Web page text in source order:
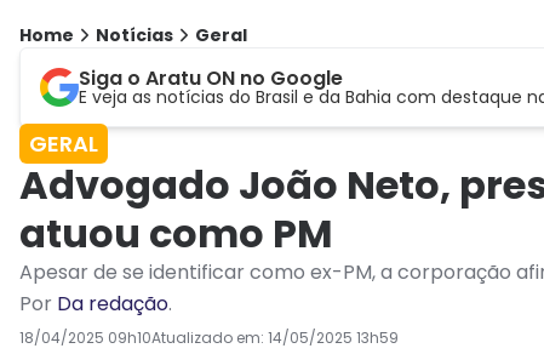
Home Notícias Geral
Siga o Aratu ON no Google
E veja as notícias do Brasil e da Bahia com destaque
GERAL
Advogado João Neto,
atuou como PM
Apesar de se identificar como ex-PM, a corporação
Por Da redação.
18/04/2025 09h10Atualizado em: 14/05/2025 13h59